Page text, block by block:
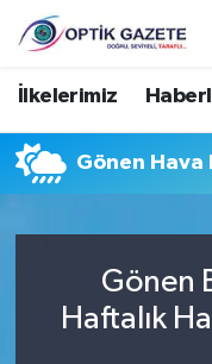
İlkelerimiz
Gönen Hava
Gönen
Haftalık
Nöbetçi
Hava Durumu
Trafik Durumu
Süper Lig Puan